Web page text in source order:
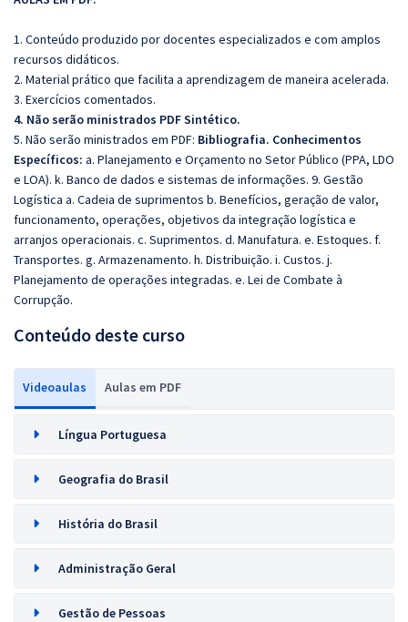
1. Conteúdo produzido por docentes especializados e com amplos
recursos didáticos.
2. Material prático que facilita a aprendizagem de maneira acelerada.
3. Exercícios comentados.
4. Não serão ministrados PDF Sintético.
5. Não serão ministrados em PDF: Bibliografia. Conhecimentos
Específicos: a. Planejamento e Orçamento no Setor Público (PPA, LDO
e LOA). k. Banco de dados e sistemas de informações. 9. Gestão
Logística a. Cadeia de suprimentos b. Benefícios, geração de valor,
funcionamento, operações, objetivos da integração logística e
arranjos operacionais. c. Suprimentos. d. Manufatura. e. Estoques. f.
Transportes. g. Armazenamento. h. Distribuição. i. Custos. j.
Planejamento de operações integradas. e. Lei de Combate à
Corrupção.
Conteúdo deste curso
Videoaulas Aulas em PDF
Língua Portuguesa
Geografia do Brasil
História do Brasil
Administração Geral
Gestão de Pessoas